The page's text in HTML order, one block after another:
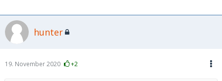
hunter
19. November 2020 +2